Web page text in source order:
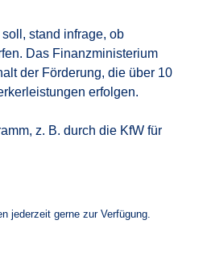
stand infrage, ob
Das Finanzministerium
der Förderung, die über 10
erfolgen.
z. B. durch die KfW für
jederzeit gerne zur Verfügung.